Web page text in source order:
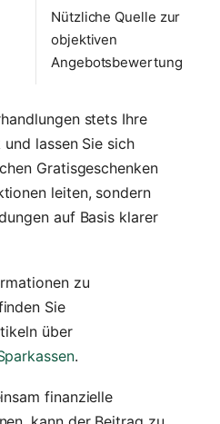
Nützliche Quelle zur
objektiven
Angebotsbewertung
stets Ihre
lassen Sie sich
Gratisgeschenken
leiten, sondern
auf Basis klarer
zu
Sie
über
.
finanzielle